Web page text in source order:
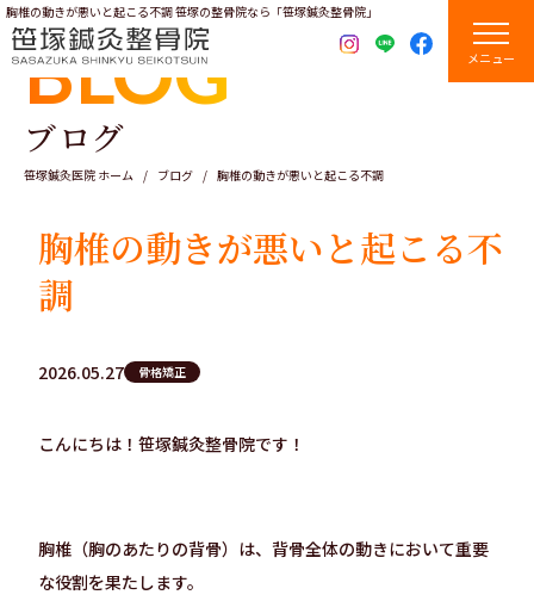
胸椎の動きが悪いと起こる不調 笹塚の整骨院なら「笹塚鍼灸整骨院」
メニュー
BLOG
ブログ
笹塚鍼灸医院 ホーム ブログ 胸椎の動きが悪いと起こる不調
胸椎の動きが悪いと起こる不
調
2026.05.27 骨格矯正
こんにちは！笹塚鍼灸整骨院です！
胸椎（胸のあたりの背骨）は、背骨全体の動きにおいて重要
な役割を果たします。